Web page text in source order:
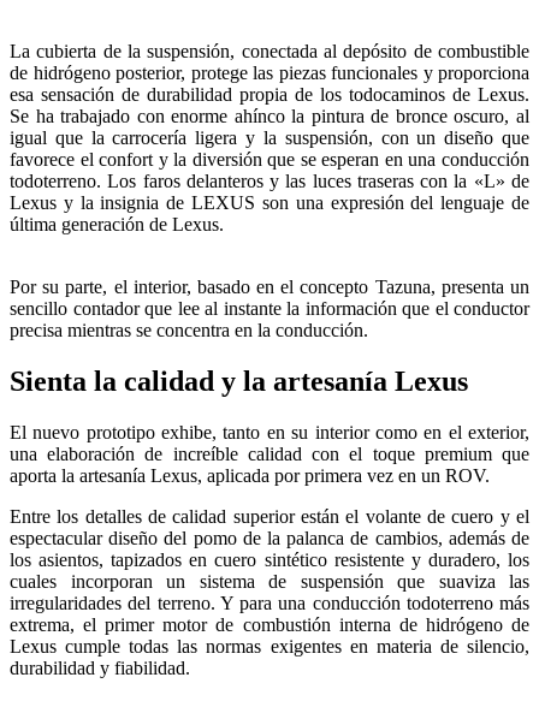
La cubierta de la suspensión, conectada al depósito de combustible
de hidrógeno posterior, protege las piezas funcionales y proporciona
esa sensación de durabilidad propia de los todocaminos de Lexus.
Se ha trabajado con enorme ahínco la pintura de bronce oscuro, al
igual que la carrocería ligera y la suspensión, con un diseño que
favorece el confort y la diversión que se esperan en una conducción
todoterreno. Los faros delanteros y las luces traseras con la «L» de
Lexus y la insignia de LEXUS son una expresión del lenguaje de
última generación de Lexus.
Por su parte, el interior, basado en el concepto Tazuna, presenta un
sencillo contador que lee al instante la información que el conductor
precisa mientras se concentra en la conducción.
Sienta la calidad y la artesanía Lexus
El nuevo prototipo exhibe, tanto en su interior como en el exterior,
una elaboración de increíble calidad con el toque premium que
aporta la artesanía Lexus, aplicada por primera vez en un ROV.
Entre los detalles de calidad superior están el volante de cuero y el
espectacular diseño del pomo de la palanca de cambios, además de
los asientos, tapizados en cuero sintético resistente y duradero, los
cuales incorporan un sistema de suspensión que suaviza las
irregularidades del terreno. Y para una conducción todoterreno más
extrema, el primer motor de combustión interna de hidrógeno de
Lexus cumple todas las normas exigentes en materia de silencio,
durabilidad y fiabilidad.